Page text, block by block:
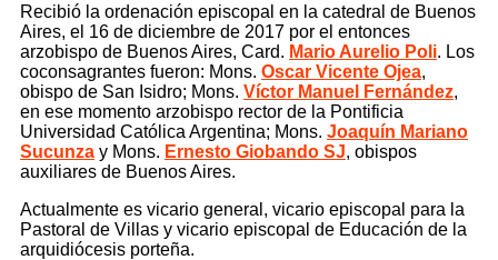
Recibió la ordenación episcopal en la catedral de Buenos
Aires, el 16 de diciembre de 2017 por el entonces
arzobispo de Buenos Aires, Card. Mario Aurelio Poli. Los
coconsagrantes fueron: Mons. Oscar Vicente Ojea,
obispo de San Isidro; Mons. Víctor Manuel Fernández,
en ese momento arzobispo rector de la Pontificia
Universidad Católica Argentina; Mons. Joaquín Mariano
Sucunza y Mons. Ernesto Giobando SJ, obispos
auxiliares de Buenos Aires.
Actualmente es vicario general, vicario episcopal para la
Pastoral de Villas y vicario episcopal de Educación de la
arquidiócesis porteña.